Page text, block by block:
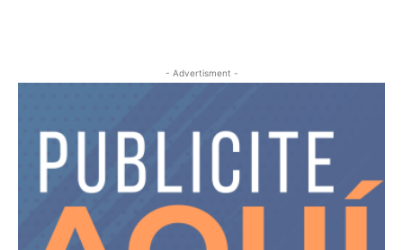
- Advertisment -